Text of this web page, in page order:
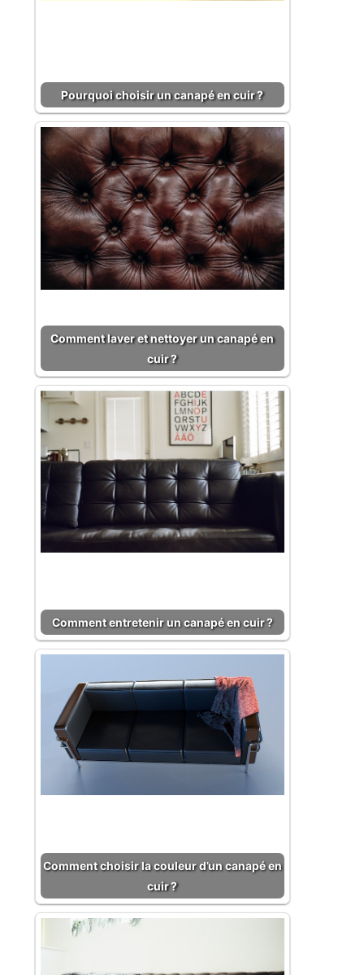
Pourquoi choisir un canapé en cuir ?
Comment laver et nettoyer un canapé en
cuir ?
Comment entretenir un canapé en cuir ?
Comment choisir la couleur d’un canapé en
cuir ?